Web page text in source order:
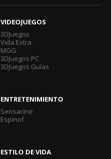
VIDEOJUEGOS
3DJuegos
Vida Extra
MGG
3DJuegos PC
3DJuegos Guías
ENTRETENIMIENTO
Sensacine
Espinof
ESTILO DE VIDA